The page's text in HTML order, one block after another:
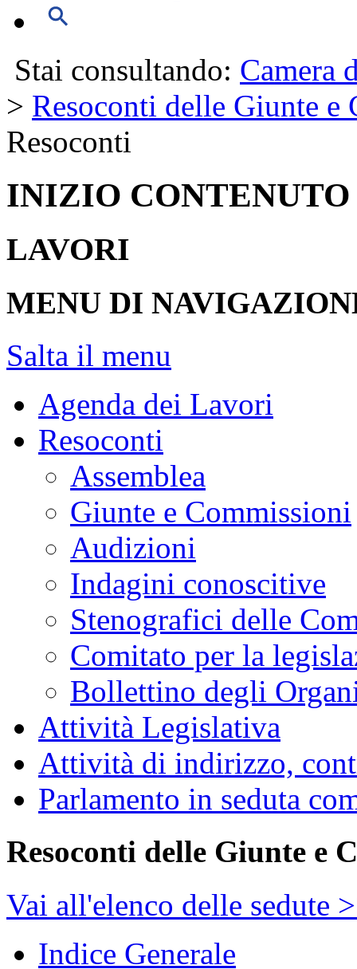
Stai consultando: Camera
> Resoconti delle Giunte e
Resoconti
INIZIO CONTENUTO
LAVORI
MENU DI
Salta il menu
Agenda dei Lavori
Resoconti
Assemblea
Giunte e Commissioni
Audizioni
Indagini conoscitive
Stenografici delle
Comitato per la
Bollettino degli
Attività Legislativa
Attività di indirizzo,
Parlamento in seduta
Resoconti delle Giunte e
Vai all'elenco delle sedute
Indice Generale